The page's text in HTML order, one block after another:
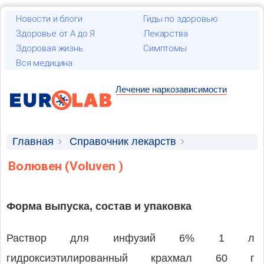
Новости и блоги
Гиды по здоровью
Здоровье от А до Я
Лекарства
Здоровая жизнь
Симптомы
Вся медицина
Лечение наркозависимости
Главная
Справочник лекарств
Лекарственные средства
Волювен (Voluven )
Форма выпуска, состав и упаковка
Раствор для инфузий 6% 1 л
гидроксиэтилированный крахмал 60 г